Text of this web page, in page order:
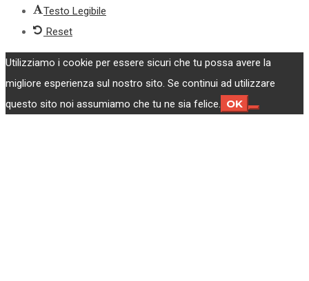
Testo Legibile
Reset
Utilizziamo i cookie per essere sicuri che tu possa avere la
migliore esperienza sul nostro sito. Se continui ad utilizzare
questo sito noi assumiamo che tu ne sia felice. OK